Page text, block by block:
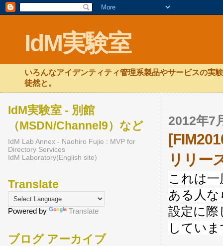
IdM実験室
いろんなアイデンティティ管理系製品やサービスの実
徒然と。
2012年7
リリー
これは
ある人
設定に際
してい
IdM実験室 - 別館
（MSDN/Channel9）など
IdM Lab Annex - Naohiro Fujie : MVP for
Directory Services
IdM Laboratory(English site)
Translate
Powered by Translate
ブログ アーカイブ